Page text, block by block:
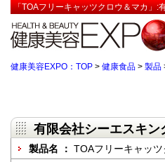
「TOAフリーキャッツクロウ＆マカ」:
健康美容EXPO：TOP > 健康食品 > 製品
有限会社シーエスキン
製品名 ： TOAフリーキャッツ